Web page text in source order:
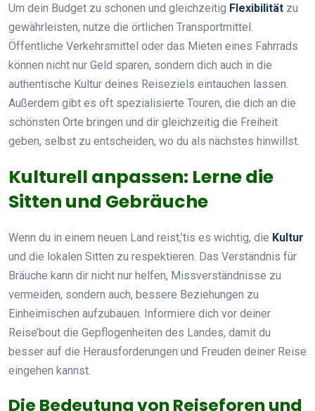
Um dein Budget zu schonen und gleichzeitig Flexibilität zu
gewährleisten, nutze die örtlichen Transportmittel.
Öffentliche Verkehrsmittel oder das Mieten eines Fahrrads
können nicht nur Geld sparen, sondern dich auch in die
authentische Kultur deines Reiseziels eintauchen lassen.
Außerdem gibt es oft spezialisierte Touren, die dich an die
schönsten Orte bringen und dir gleichzeitig die Freiheit
geben, selbst zu entscheiden, wo du als nächstes hinwillst.
Kulturell anpassen: Lerne die
Sitten und Gebräuche
Wenn du in einem neuen Land reist,’tis es wichtig, die Kultur
und die lokalen Sitten zu respektieren. Das Verständnis für
Bräuche kann dir nicht nur helfen, Missverständnisse zu
vermeiden, sondern auch, bessere Beziehungen zu
Einheimischen aufzubauen. Informiere dich vor deiner
Reise’bout die Gepflogenheiten des Landes, damit du
besser auf die Herausforderungen und Freuden deiner Reise
eingehen kannst.
Die Bedeutung von Reiseforen und